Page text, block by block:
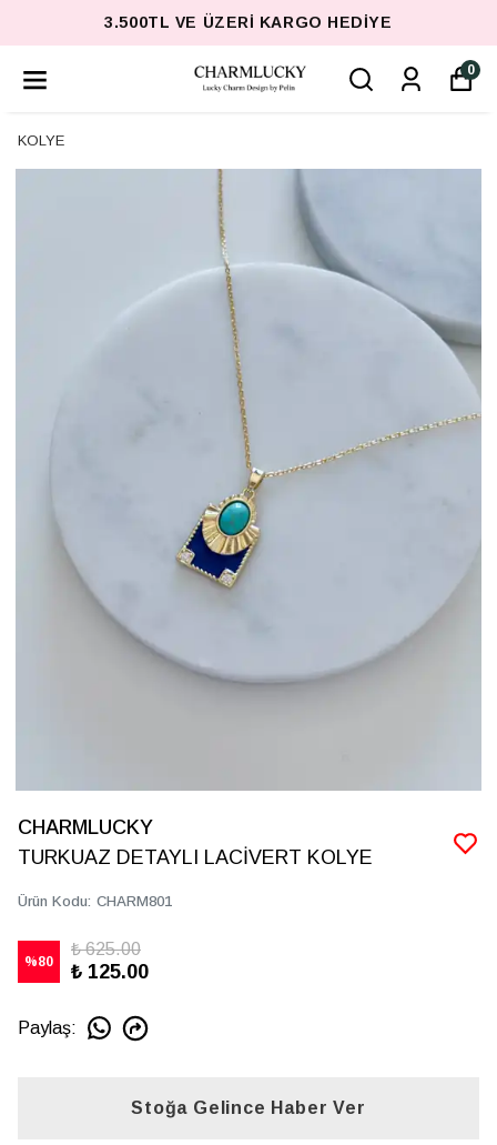
3.500TL VE ÜZERI KARGO HEDIYE
0
KOLYE
CHARMLUCKY
TURKUAZ DETAYLI LACİVERT KOLYE
Ürün Kodu: CHARM801
%80
₺ 625.00
₺ 125.00
Paylaş:
Stoğa Gelince Haber Ver